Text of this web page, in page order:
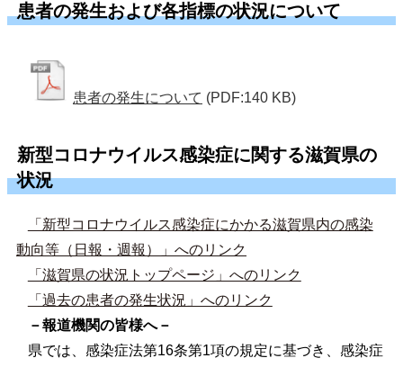
患者の発生および各指標の状況について
患者の発生について (PDF:140 KB)
新型コロナウイルス感染症に関する滋賀県の
状況
「新型コロナウイルス感染症にかかる滋賀県内の感染
動向等（日報・週報）」へのリンク
「滋賀県の状況トップページ」へのリンク
「過去の患者の発生状況」へのリンク
－報道機関の皆様へ－
県では、感染症法第16条第1項の規定に基づき、感染症